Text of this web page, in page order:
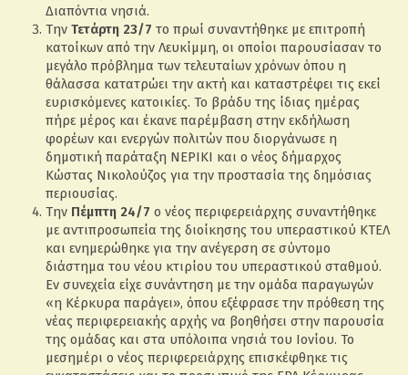
Διαπόντια νησιά.
Την Τετάρτη 23/7 το πρωί συναντήθηκε με επιτροπή
κατοίκων από την Λευκίμμη, οι οποίοι παρουσίασαν το
μεγάλο πρόβλημα των τελευταίων χρόνων όπου η
θάλασσα κατατρώει την ακτή και καταστρέφει τις εκεί
ευρισκόμενες κατοικίες. Το βράδυ της ίδιας ημέρας
πήρε μέρος και έκανε παρέμβαση στην εκδήλωση
φορέων και ενεργών πολιτών που διοργάνωσε η
δημοτική παράταξη ΝΕΡΙΚΙ και ο νέος δήμαρχος
Κώστας Νικολούζος για την προστασία της δημόσιας
περιουσίας.
Την Πέμπτη 24/7 ο νέος περιφερειάρχης συναντήθηκε
με αντιπροσωπεία της διοίκησης του υπεραστικού ΚΤΕΛ
και ενημερώθηκε για την ανέγερση σε σύντομο
διάστημα του νέου κτιρίου του υπεραστικού σταθμού.
Εν συνεχεία είχε συνάντηση με την ομάδα παραγωγών
«η Κέρκυρα παράγει», όπου εξέφρασε την πρόθεση της
νέας περιφερειακής αρχής να βοηθήσει στην παρουσία
της ομάδας και στα υπόλοιπα νησιά του Ιονίου. Το
μεσημέρι ο νέος περιφερειάρχης επισκέφθηκε τις